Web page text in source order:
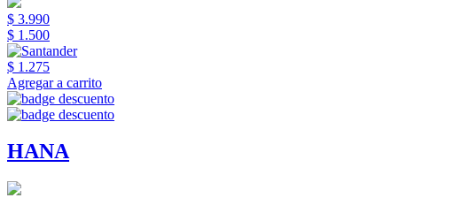
$ 3.990
$ 1.500
$ 1.275
Agregar a carrito
HANA